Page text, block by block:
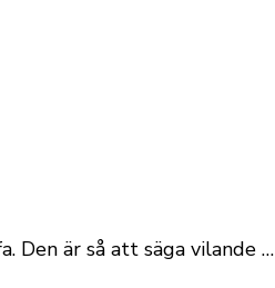
Den är så att säga vilande …